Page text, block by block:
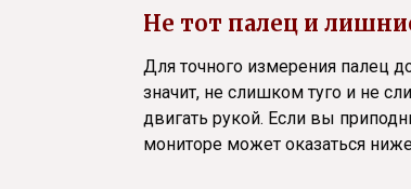
Не тот палец и
Для точного измерения палец
значит, не слишком туго и не
двигать рукой. Если вы
мониторе может оказаться